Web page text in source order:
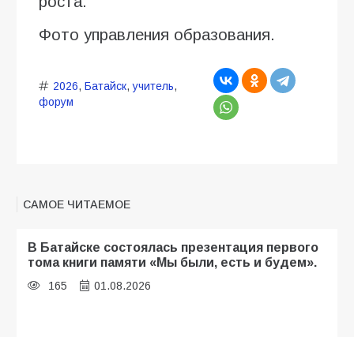
Фото управления образования.
2026, Батайск,учитель,
форум
САМОЕ ЧИТАЕМОЕ
В Батайске состоялась презентация первого
тома книги памяти «Мы были, есть и будем».
165 01.08.2026